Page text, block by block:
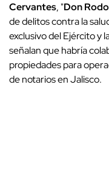
Cervantes, "Don Rodo
de delitos contra la
exclusivo del Ejército y
señalan que habría
propiedades para
de notarios en Jalisco.